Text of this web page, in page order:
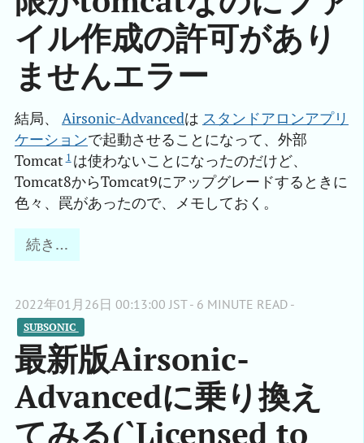
イル作成の許可があり
ませんエラー
結局、 Airsonic-Advancedは スタンドアロンアプリ
ケーションで起動させることになって、外部
Tomcat 1 は使わないことになったのだけど、
Tomcat8からTomcat9にアップグレードするときに
色々、罠があったので、メモしておく。
続き…
2022年01月26日 00:13:00 JST - 6 MINUTE READ -
SUBSONIC
最新版Airsonic-
Advancedに乗り換え
てみる(`Licensed to